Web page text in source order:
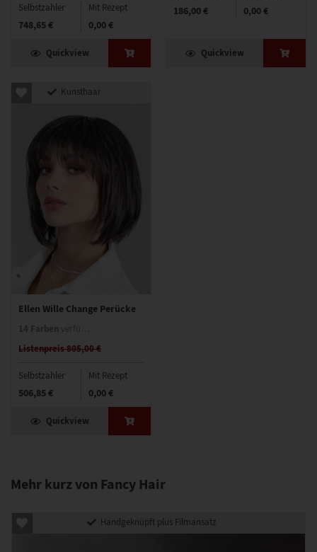
Selbstzahler
748,65 €
Mit Rezept
0,00 €
Quickview
186,00 € 0,00 €
Quickview
Kunsthaar
Ellen Wille Change Perücke
Listenpreis 805,00 €
Selbstzahler
506,85 €
Mit Rezept
0,00 €
Quickview
Mehr kurz von Fancy Hair
Handgeknüpft plus Filmansatz